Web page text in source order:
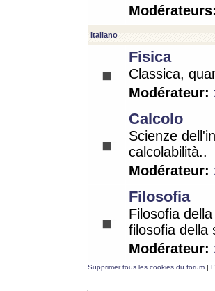
Modérateurs:
Italiano
Fisica
Classica,
Modérateur:
Calcolo
Scienze
calcolabilità..
Modérateur:
Filosofia
Filosofia
filosofia della
Modérateur:
Supprimer tous les cookies du forum |